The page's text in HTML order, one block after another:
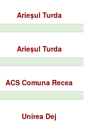
Arieșul Turda
Arieșul Turda
ACS Comuna Recea
Unirea Dej